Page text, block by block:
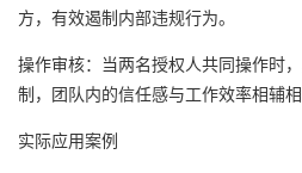
方，有效遏制内部违规行为。
操作审核：当两名授权人共同操作时
制，团队内的信任感与工作效率相辅相
实际应用案例